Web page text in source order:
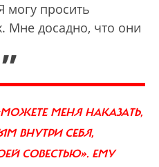
могу просить
досадно, что они
„
МЕНЯ НАКАЗАТЬ,
ВНУТРИ СЕБЯ,
СОВЕСТЬЮ». ЕМУ